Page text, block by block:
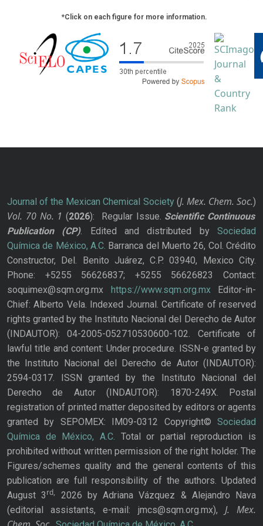
*Click on each figure for more information.
Journal of the Mexican Chemical Society(J. Mex. Chem. Soc.)
Vol. 70 No. 1 (2026): Regular Issue. Scientific Continuous
Publication
(CP). Edited and distributed bySociedad
Química de México, A.C. Barranca del Muerto 26, Col. Crédito
Constructor, Del. Benito Juárez, C.P. 03940, Mexico City.
Phone: +5255 56626837; +5255 56626823 Contact:
soquimex@sqm.org.mx https://www.sqm.org.mxEditor-in-
Chief: Alberto Vela. Indexed Journal. Certificate of reserved
rights granted by the Instituto Nacional del Derecho de Autor
(INDAUTOR): 04-2005-052710530600-102. Certificate of
lawful title and content: Under procedure. ISSN-e granted by
the Instituto Nacional del Derecho de Autor (INDAUTOR):
2594-0317. ISSN granted by the Instituto Nacional del
Derecho de Autor (INDAUTOR): 1870-249X. Postal
registration of printed matter deposited by editors or agents
granted by SEPOMEX: IM09-0312 Copyright© Sociedad
Química de México, A.C. Total or partial reproduction is
prohibited without written permission of the right holder. The
Figures/schemes quality and the general contents of this
publication are full responsibility of the authors. Updated
August 3rd,
2026 by Adriana Vázquez & Alejandro Nava
(editorial assistants, e-mail: jmcs@sqm.org.mx), J. Mex.